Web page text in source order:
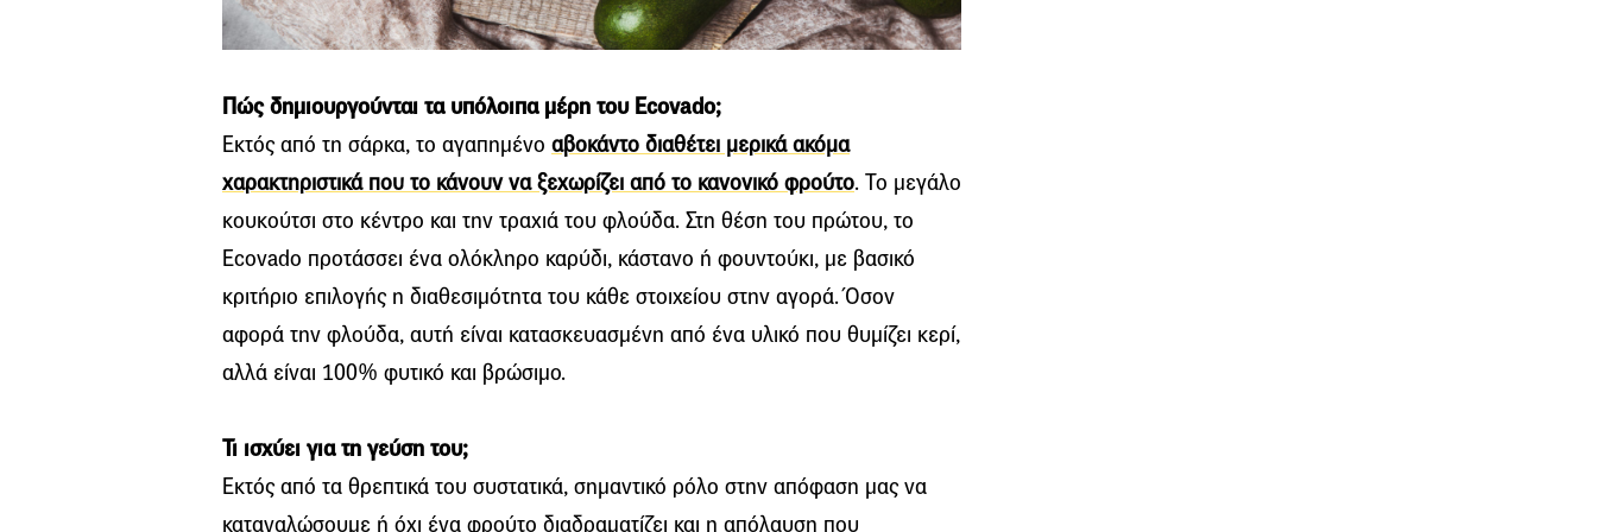
Πώς δημιουργούνται τα υπόλοιπα μέρη του Ecovado;
Εκτός από τη σάρκα, το αγαπημένο αβοκάντο διαθέτει μερικά ακόμα
χαρακτηριστικά που το κάνουν να ξεχωρίζει από το κανονικό φρούτο. Το μεγάλο
κουκούτσι στο κέντρο και την τραχιά του φλούδα. Στη θέση του πρώτου, το
Ecovado προτάσσει ένα ολόκληρο καρύδι, κάστανο ή φουντούκι, με βασικό
κριτήριο επιλογής η διαθεσιμότητα του κάθε στοιχείου στην αγορά. Όσον
αφορά την φλούδα, αυτή είναι κατασκευασμένη από ένα υλικό που θυμίζει κερί,
αλλά είναι 100% φυτικό και βρώσιμο.
Τι ισχύει για τη γεύση του;
Εκτός από τα θρεπτικά του συστατικά, σημαντικό ρόλο στην απόφαση μας να
καταναλώσουμε ή όχι ένα φρούτο διαδραματίζει και η απόλαυση που